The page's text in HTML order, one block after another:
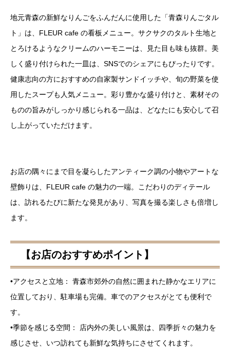
地元青森の新鮮なりんごをふんだんに使用した「青森りんごタル
ト」は、FLEUR cafe の看板メニュー。サクサクのタルト生地と
とろけるようなクリームのハーモニーは、見た目も味も抜群。美
しく盛り付けられた一皿は、SNSでのシェアにもぴったりです。
健康志向の方におすすめの自家製サンドイッチや、旬の野菜を使
用したスープも人気メニュー。彩り豊かな盛り付けと、素材その
ものの旨みがしっかり感じられる一品は、どなたにも安心して召
し上がっていただけます。
お店の隅々にまで目を凝らしたアンティーク調の小物やアートな
壁飾りは、FLEUR cafe の魅力の一端。こだわりのディテール
は、訪れるたびに新たな発見があり、写真を撮る楽しさも倍増し
ます。
【お店のおすすめポイント】
•アクセスと立地： 青森市郊外の自然に囲まれた静かなエリアに
位置しており、駐車場も完備。車でのアクセスがとても便利で
す。
•季節を感じる空間： 店内外の美しい風景は、四季折々の魅力を
感じさせ、いつ訪れても新鮮な気持ちにさせてくれます。